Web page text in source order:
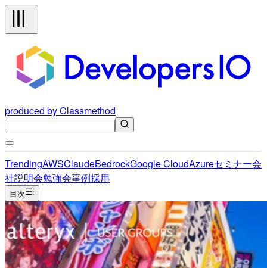
produced by Classmethod
TrendingAWSClaudeBedrockGoogle CloudAzureセミナー会
社説明会勉強会事例採用
目次